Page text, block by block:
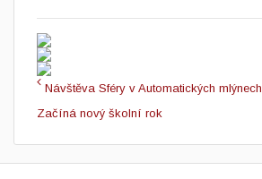
Návštěva Sféry v Automatických mlýnech
Začíná nový školní rok